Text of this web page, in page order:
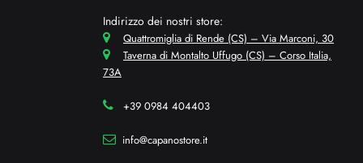
Indirizzo dei nostri store:
Quattromiglia di Rende (CS) – Via Marconi, 30
Taverna di Montalto Uffugo (CS) – Corso Italia,
73A
+39 0984 404403
info@capanostore.it